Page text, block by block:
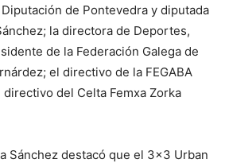
de Pontevedra y diputada
la directora de Deportes,
de la Federación Galega de
el directivo de la FEGABA
del Celta Femxa Zorka
Sánchez destacó que el 3×3 Urban